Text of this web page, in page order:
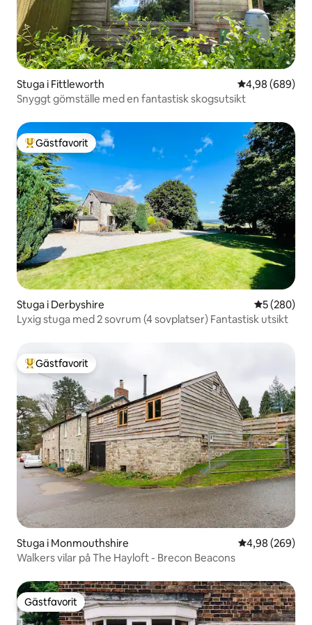
Stuga i Fittleworth 4,98 av 5 i
4,98 (689)
Snyggt gömställe med en fantastisk skogsutsikt
Populär gästfavorit
Gästfavorit
Stuga i Derbyshire 5 av 5 i
5 (280)
Lyxig stuga med 2 sovrum (4 sovplatser) Fantastisk utsikt
Populär gästfavorit
Gästfavorit
Stuga i Monmouthshire 4,98 av 5 i
4,98 (269)
Walkers vilar på The Hayloft - Brecon Beacons
Gästfavorit
Gästfavorit